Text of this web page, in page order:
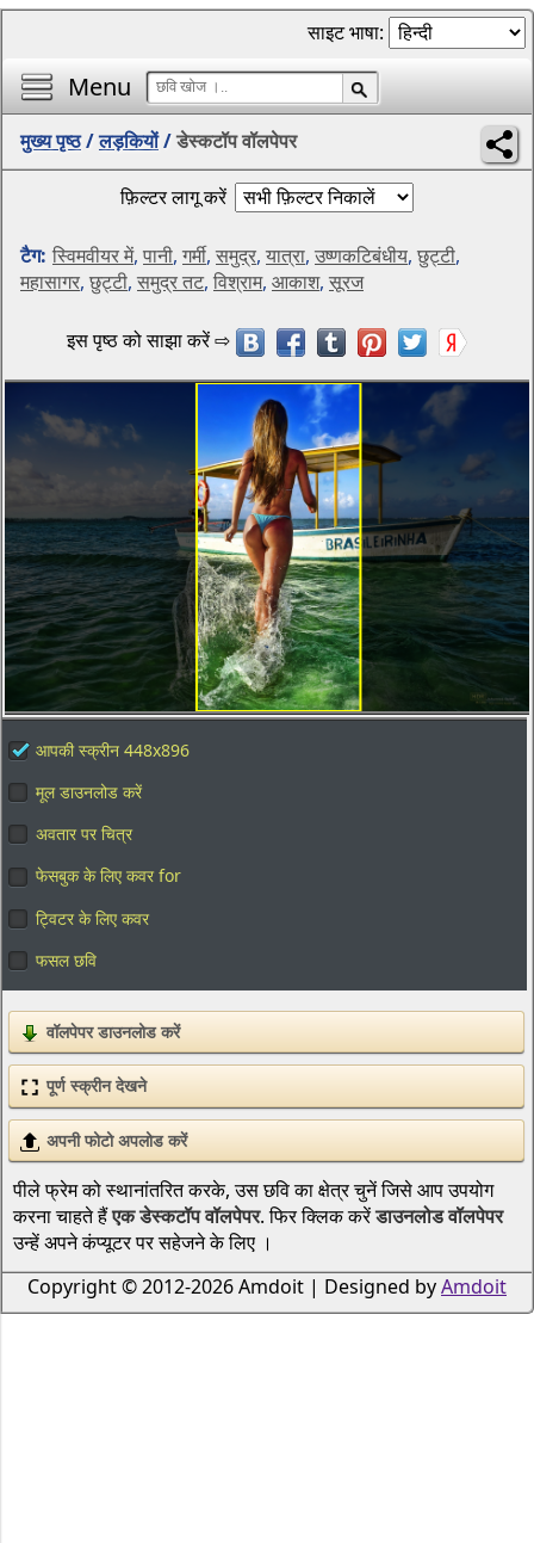
Menu
साइट भाषा:
मुख्य पृष्ठ/लड़कियों/डेस्कटॉप वॉलपेपर
फ़िल्टर लागू करें
टैग: स्विमवीयर में, पानी, गर्मी, समुद्र, यात्रा, उष्णकटिबंधीय, छुट्टी,
महासागर, छुट्टी, समुद्र तट, विश्राम, आकाश, सूरज
आपकी स्क्रीन 448x896
मूल डाउनलोड करें
अवतार पर चित्र
फेसबुक के लिए कवर for
ट्विटर के लिए कवर
फसल छवि
वॉलपेपर डाउनलोड करें
पूर्ण स्क्रीन देखने
अपनी फोटो अपलोड करें
पीले फ्रेम को स्थानांतरित करके, उस छवि का क्षेत्र चुनें जिसे आप उपयोग
करना चाहते हैंएक डेस्कटॉप वॉलपेपर. फिर क्लिक करेंडाउनलोड वॉलपेपर
उन्हें अपने कंप्यूटर पर सहेजने के लिए ।
Copyright © 2012-2026 Amdoit | Designed byAmdoit